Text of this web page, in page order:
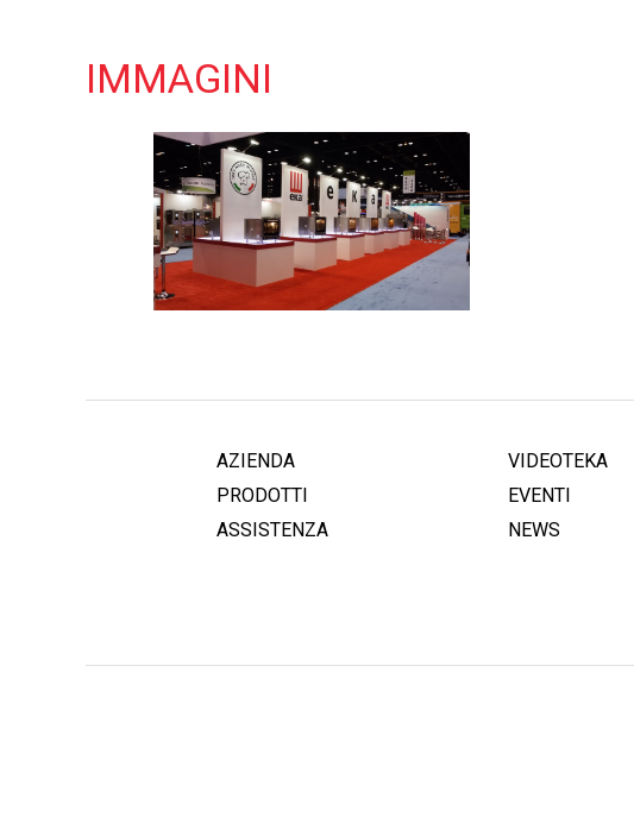
IMMAGINI
AZIENDA
PRODOTTI
ASSISTENZA
VIDEOTEKA
EVENTI
NEWS